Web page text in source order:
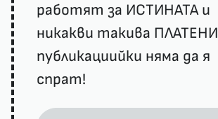
работят за ИСТИНАТА и
никакви такива ПЛАТЕНИ
публикациийки няма да я
спрат!